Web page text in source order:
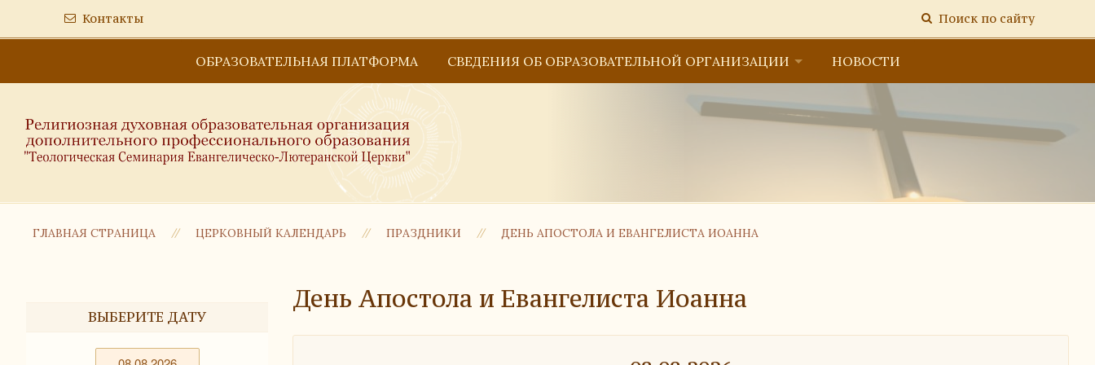
Контакты Поиск по сайту
ОБРАЗОВАТЕЛЬНАЯ ПЛАТФОРМА СВЕДЕНИЯ ОБ ОБРАЗОВАТЕЛЬНОЙ ОРГАНИЗАЦИИ
Документы
НОВОСТИ
ГЛАВНАЯ СТРАНИЦА ЦЕРКОВНЫЙ КАЛЕНДАРЬ ПРАЗДНИКИ ДЕНЬ АПОСТОЛА И ЕВАНГЕЛИСТА ИОАННА
ВЫБЕРИТЕ ДАТУ
День Апостола и Евангелиста Иоанна